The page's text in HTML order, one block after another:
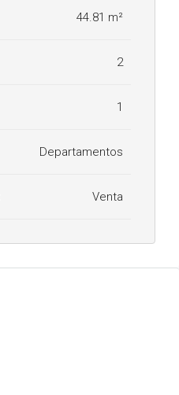
44.81 m²
2
1
Departamentos
Venta